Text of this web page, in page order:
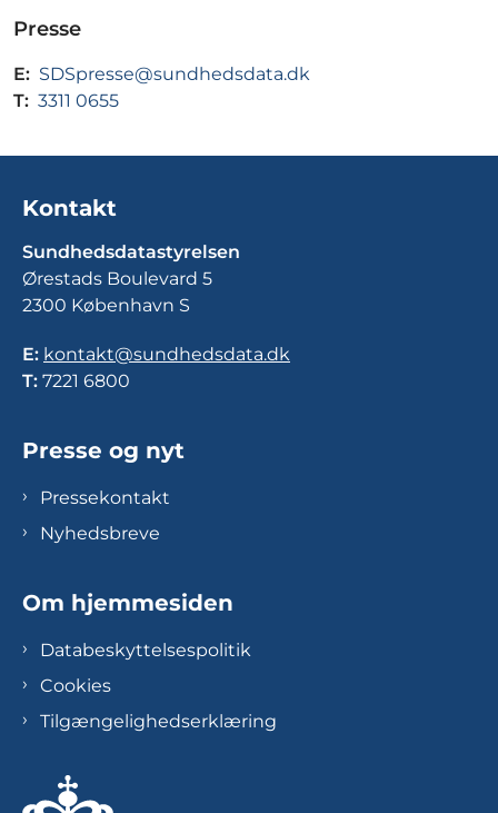
Presse
E: SDSpresse@sundhedsdata.dk
T: 3311 0655
Kontakt
Sundhedsdatastyrelsen
Ørestads Boulevard 5
2300 København S
E: kontakt@sundhedsdata.dk
T: 7221 6800
Presse og nyt
Pressekontakt
Nyhedsbreve
Om hjemmesiden
Databeskyttelsespolitik
Cookies
Tilgængelighedserklæring